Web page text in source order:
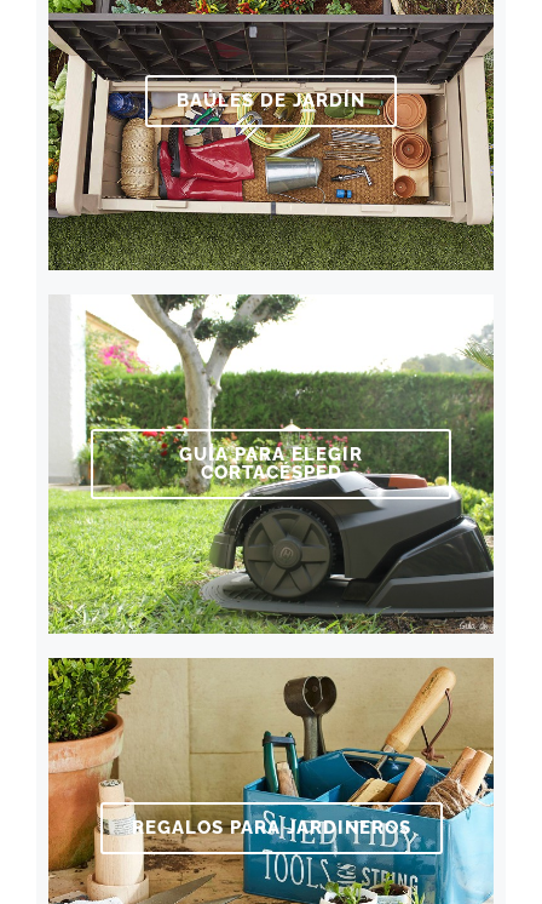
BAÚLES DE JARDÍN
GUÍA PARA ELEGIR
CORTACÉSPED
REGALOS PARA JARDINEROS